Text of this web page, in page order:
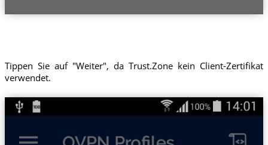
Tippen Sie auf "Weiter", da Trust.Zone kein Client-Zertifikat
verwendet.